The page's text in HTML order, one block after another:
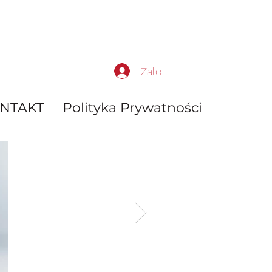
Polityka Prywatności
Zaloguj się